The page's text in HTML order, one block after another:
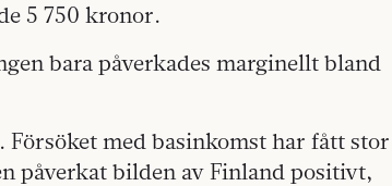
5 750 kronor.
bara påverkades marginellt bland
Försöket med basinkomst har fått stor
påverkat bilden av Finland positivt,